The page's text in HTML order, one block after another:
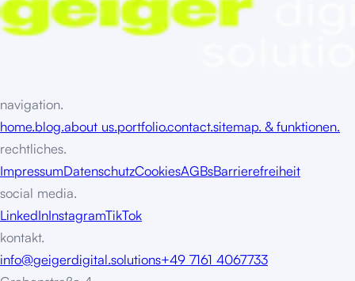
navigation.
home.blog.about us.portfolio.contact.sitemap. & funktionen.
rechtliches.
ImpressumDatenschutzCookiesAGBsBarrierefreiheit
social media.
LinkedInInstagramTikTok
kontakt.
info@geigerdigital.solutions+49 7161 4067733